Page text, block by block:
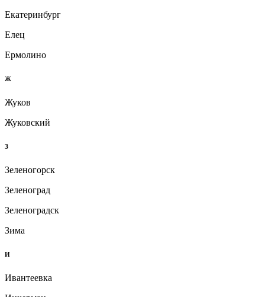
Екатеринбург
Елец
Ермолино
Ж
Жуков
Жуковский
З
Зеленогорск
Зеленоград
Зеленоградск
Зима
И
Ивантеевка